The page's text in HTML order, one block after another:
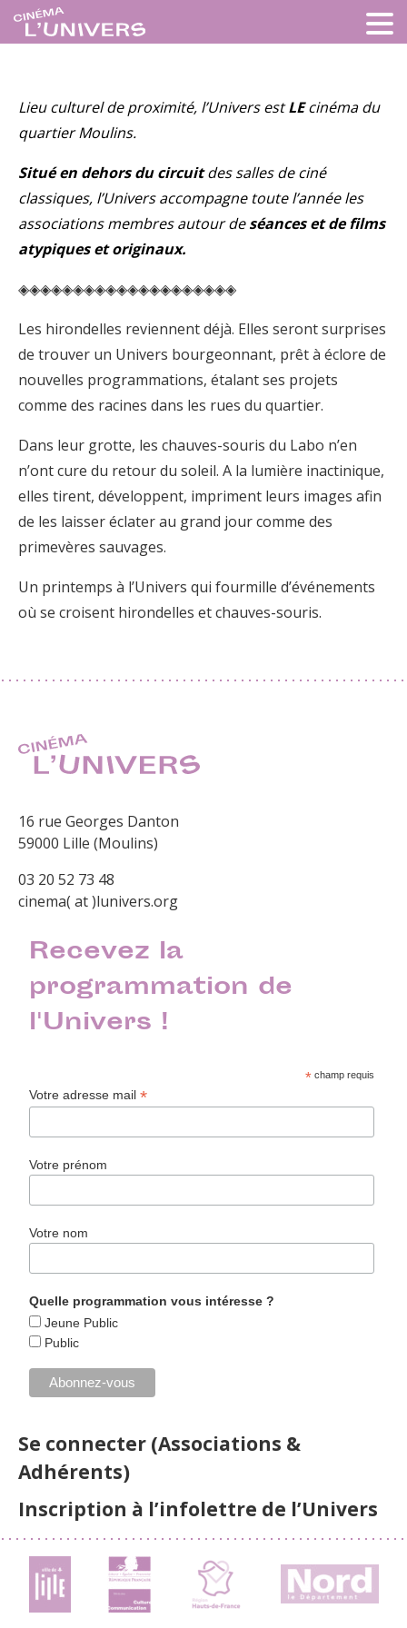
Lieu culturel de proximité, l’Univers estLEcinéma du
quartier Moulins.
Situé en dehors du circuitdes salles de ciné
classiques, l’Univers accompagne toute l’année les
associations membres autour deséances et de films
atypiques et originaux.
◈◈◈◈◈◈◈◈◈◈◈◈◈◈◈◈◈◈◈◈
Les hirondelles reviennent déjà. Elles seront surprises
de trouver un Univers bourgeonnant, prêt à éclore de
nouvelles programmations, étalant ses projets
comme des racines dans les rues du quartier.
Dans leur grotte, les chauves-souris du Labo n’en
n’ont cure du retour du soleil. A la lumière inactinique,
elles tirent, développent, impriment leurs images afin
de les laisser éclater au grand jour comme des
primevères sauvages.
Un printemps à l’Univers qui fourmille d’événements
où se croisent hirondelles et chauves-souris.
16 rue Georges Danton
59000 Lille (Moulins)
03 20 52 73 48
cinema( at )lunivers.org
Recevez la
programmation de
l'Univers !
* champ requis
Votre adresse mail*
Votre prénom
Votre nom
Quelle programmation vous intéresse ?
Jeune Public
Public
Se connecter (Associations &
Adhérents)
Inscription à l’infolettre de l’Univers